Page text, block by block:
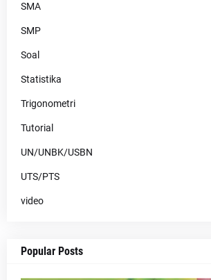
SMA
SMP
Soal
Statistika
Trigonometri
Tutorial
UN/UNBK/USBN
UTS/PTS
video
Popular Posts